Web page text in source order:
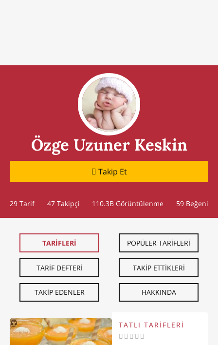
Özge Uzuner Keskin
Takip Et
29 Tarif 47Takipçi 110.3B Görüntülenme 59 Beğeni
TARİFLERİ POPÜLER TARİFLERİ
TARİF DEFTERİ TAKİP ETTİKLERİ
TAKİP EDENLER HAKKINDA
TATLI TARİFLERİ